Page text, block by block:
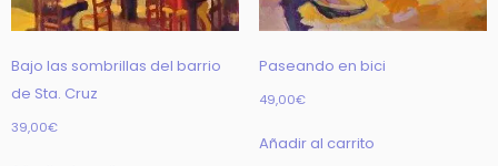
Bajo las sombrillas del barrio
de Sta. Cruz
39,00€
Paseando en bici
49,00€
Añadir al carrito